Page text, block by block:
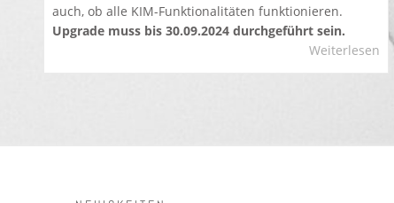
auch, ob alle KIM-Funktionalitäten funktionieren.
Upgrade muss bis 30.09.2024 durchgeführt sein.
Weiterlesen